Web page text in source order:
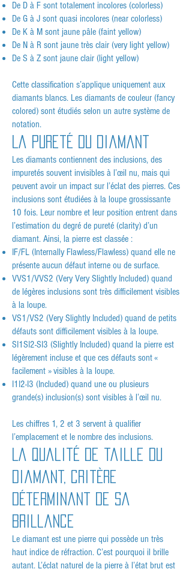
De D à F sont totalement incolores (colorless)
De G à J sont quasi incolores (near colorless)
De K à M sont jaune pâle (faint yellow)
De N à R sont jaune très clair (very light yellow)
De S à Z sont jaune clair (light yellow)
Cette classification s’applique uniquement aux
diamants blancs. Les diamants de couleur (fancy
colored) sont étudiés selon un autre système de
notation.
La pureté du diamant
Les diamants contiennent des inclusions, des
impuretés souvent invisibles à l’œil nu, mais qui
peuvent avoir un impact sur l’éclat des pierres. Ces
inclusions sont étudiées à la loupe grossissante
10 fois. Leur nombre et leur position entrent dans
l’estimation du degré de pureté (clarity) d’un
diamant. Ainsi, la pierre est classée :
IF/FL (Internally Flawless/Flawless) quand elle ne
présente aucun défaut interne ou de surface.
VVS1/VVS2 (Very Very Slightly Included) quand
de légères inclusions sont très difficilement visibles
à la loupe.
VS1/VS2 (Very Slightly Included) quand de petits
défauts sont difficilement visibles à la loupe.
SI1SI2-SI3 (Slightly Included) quand la pierre est
légèrement incluse et que ces défauts sont «
facilement » visibles à la loupe.
I1I2-I3 (Included) quand une ou plusieurs
grande(s) inclusion(s) sont visibles à l’œil nu.
Les chiffres 1, 2 et 3 servent à qualifier
l’emplacement et le nombre des inclusions.
La qualité de taille du
diamant, critère
déterminant de sa
brillance
Le diamant est une pierre qui possède un très
haut indice de réfraction. C’est pourquoi il brille
autant. L’éclat naturel de la pierre à l’état brut est